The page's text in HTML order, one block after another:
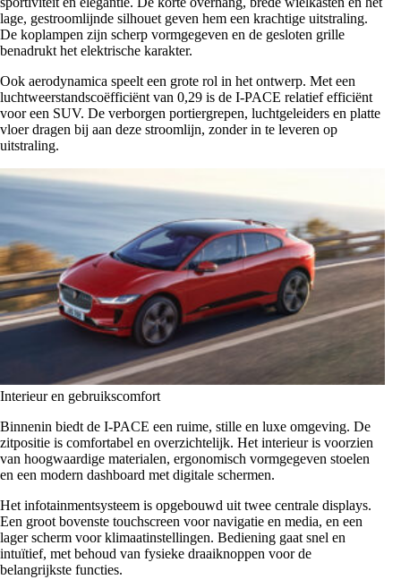
lage, gestroomlijnde silhouet geven hem een krachtige uitstraling.
De koplampen zijn scherp vormgegeven en de gesloten grille
benadrukt het elektrische karakter.
Ook aerodynamica speelt een grote rol in het ontwerp. Met een
luchtweerstandscoëfficiënt van 0,29 is de I-PACE relatief efficiënt
voor een SUV. De verborgen portiergrepen, luchtgeleiders en platte
vloer dragen bij aan deze stroomlijn, zonder in te leveren op
uitstraling.
Interieur en gebruikscomfort
Binnenin biedt de I-PACE een ruime, stille en luxe omgeving. De
zitpositie is comfortabel en overzichtelijk. Het interieur is voorzien
van hoogwaardige materialen, ergonomisch vormgegeven stoelen
en een modern dashboard met digitale schermen.
Het infotainmentsysteem is opgebouwd uit twee centrale displays.
Een groot bovenste touchscreen voor navigatie en media, en een
lager scherm voor klimaatinstellingen. Bediening gaat snel en
intuïtief, met behoud van fysieke draaiknoppen voor de
belangrijkste functies.